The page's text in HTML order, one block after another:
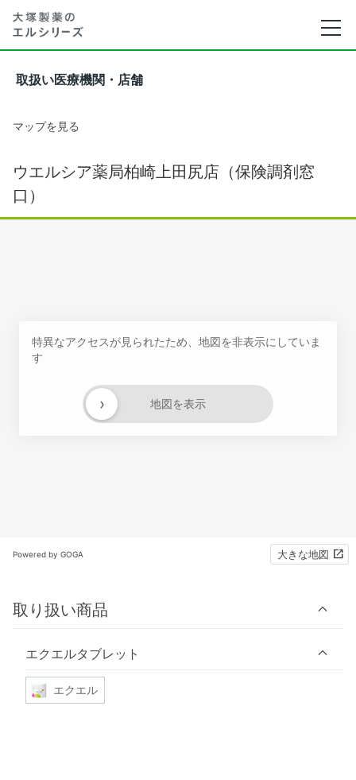
取扱い医療機関・店舗
マップを見る
ウエルシア薬局柏崎上田尻店（保険調剤窓
口）
特異なアクセスが見られたため、地図を非表示にしていま
す
地図を表示
›
Powered by GOGA 大きな地図
取り扱い商品
エクエルタブレット
エクエル